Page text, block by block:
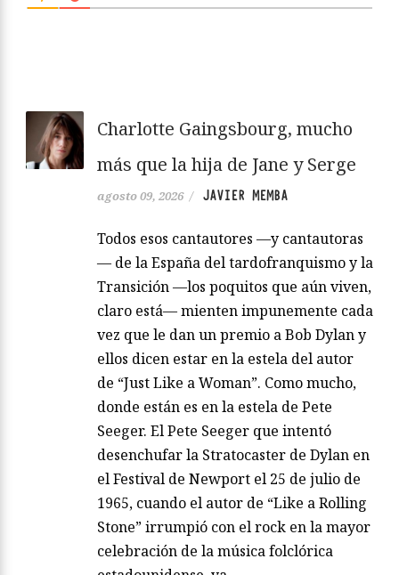
Charlotte Gaingsbourg, mucho
más que la hija de Jane y Serge
agosto 09, 2026 / JAVIER MEMBA
Todos esos cantautores —y cantautoras
— de la España del tardofranquismo y la
Transición —los poquitos que aún viven,
claro está— mienten impunemente cada
vez que le dan un premio a Bob Dylan y
ellos dicen estar en la estela del autor
de “Just Like a Woman”. Como mucho,
donde están es en la estela de Pete
Seeger. El Pete Seeger que intentó
desenchufar la Stratocaster de Dylan en
el Festival de Newport el 25 de julio de
1965, cuando el autor de “Like a Rolling
Stone” irrumpió con el rock en la mayor
celebración de la música folclórica